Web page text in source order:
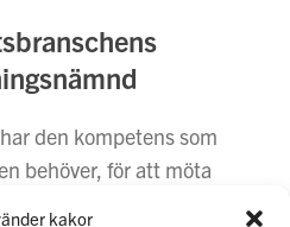
kakor
den kompetens som
behöver, för att möta